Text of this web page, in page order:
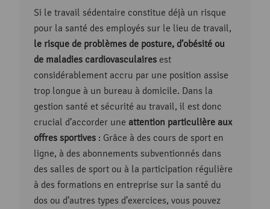
Si le travail sédentaire constitue déjà un risque
pour la santé des employés sur le lieu de travail,
le risque de problèmes de posture, d’obésité ou
de maladies cardiovasculaires est
considérablement accru par une position assise
trop longue à un bureau à domicile. Dans la
gestion santé et sécurité au travail, il est donc
crucial d’accorder une attention particulière aux
offres sportives : Grâce à des cours de sport en
ligne, à des abonnements subventionnés dans
des salles de sport ou à la participation régulière
à des formations en entreprise sur la santé du
dos ou d’autres types d’exercices, vous pouvez